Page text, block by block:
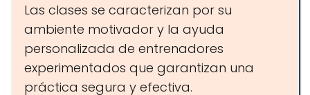
Las clases se caracterizan por su
ambiente motivador y la ayuda
personalizada de entrenadores
experimentados que garantizan una
práctica segura y efectiva.